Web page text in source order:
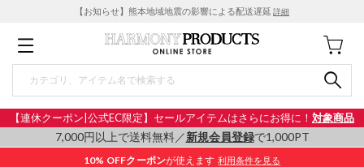
【お知らせ】熊本地域地震の影響による配送遅延 詳細
【連休クーポン|公式EC限定】セールアイテムはさらにお得に！ 対象商品
7,000円以上で送料無料／新規会員登録で1,000PT
10% OFFクーポンが使えます 利用条件を見る